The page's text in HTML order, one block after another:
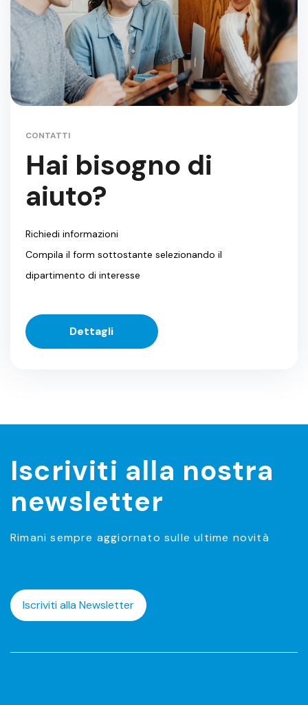
CONTATTI
Hai bisogno di
aiuto?
Richiedi informazioni
Compila il form sottostante selezionando il
dipartimento di interesse
Dettagli
Iscriviti alla nostra
newsletter
Rimani sempre aggiornato sulle ultime novità
Iscriviti alla Newsletter